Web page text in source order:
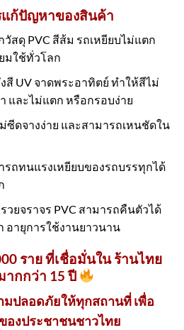
แก้ปัญหาของสินค้า
สดุ PVC สีส้ม รถเหยียบไม่แตก
มใช้ทั่วโลก
สี UV จาดพระอาทิตย์ ทำให้สีไม่
และไม่แตก หรือกรอบง่าย
ซีดจางง่าย และสามารถเหนชัดใน
รถทนแรงเหยียบของรถบรรทุกได้
วยจราจร PVC สามารถคืนตัวได้
อายุการใช้งานยาวนาน
ราย ที่เชื่อมั่นใน ร้านไทย
ากกว่า 15 ปี
มปลอดภัยให้ทุกสถานที่ เพื่อ
งประชาชนชาวไทย